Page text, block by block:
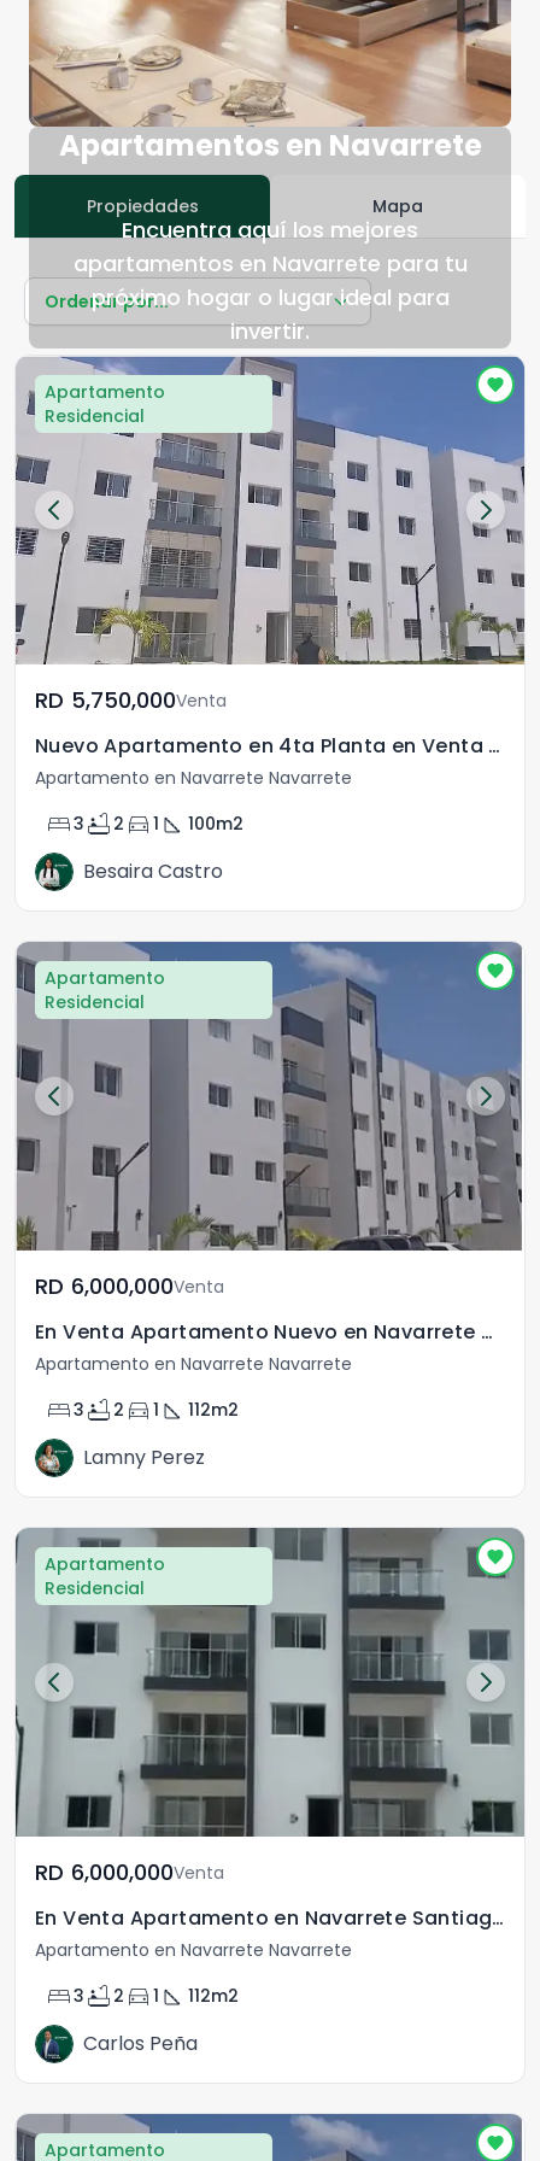
Apartamentos en Navarrete
Encuentra aquí los mejores
apartamentos en Navarrete para tu
próximo hogar o lugar ideal para
invertir.
Propiedades Mapa
Ordenar por...
Apartamento
Residencial
RD	5,750,000Venta
Nuevo Apartamento en 4ta Planta en Venta en Navarrete
Apartamento en Navarrete Navarrete
bed3 bathtub 2 directions_car 1 square_foot 100m2
Besaira Castro
Apartamento
Residencial
RD	6,000,000Venta
En Venta Apartamento Nuevo en Navarrete Santiago R.D.
Apartamento en Navarrete Navarrete
bed3 bathtub 2 directions_car 1 square_foot 112m2
Lamny Perez
Apartamento
Residencial
RD	6,000,000Venta
En Venta Apartamento en Navarrete Santiago R.D.
Apartamento en Navarrete Navarrete
bed3 bathtub 2 directions_car 1 square_foot 112m2
Carlos Peña
Apartamento